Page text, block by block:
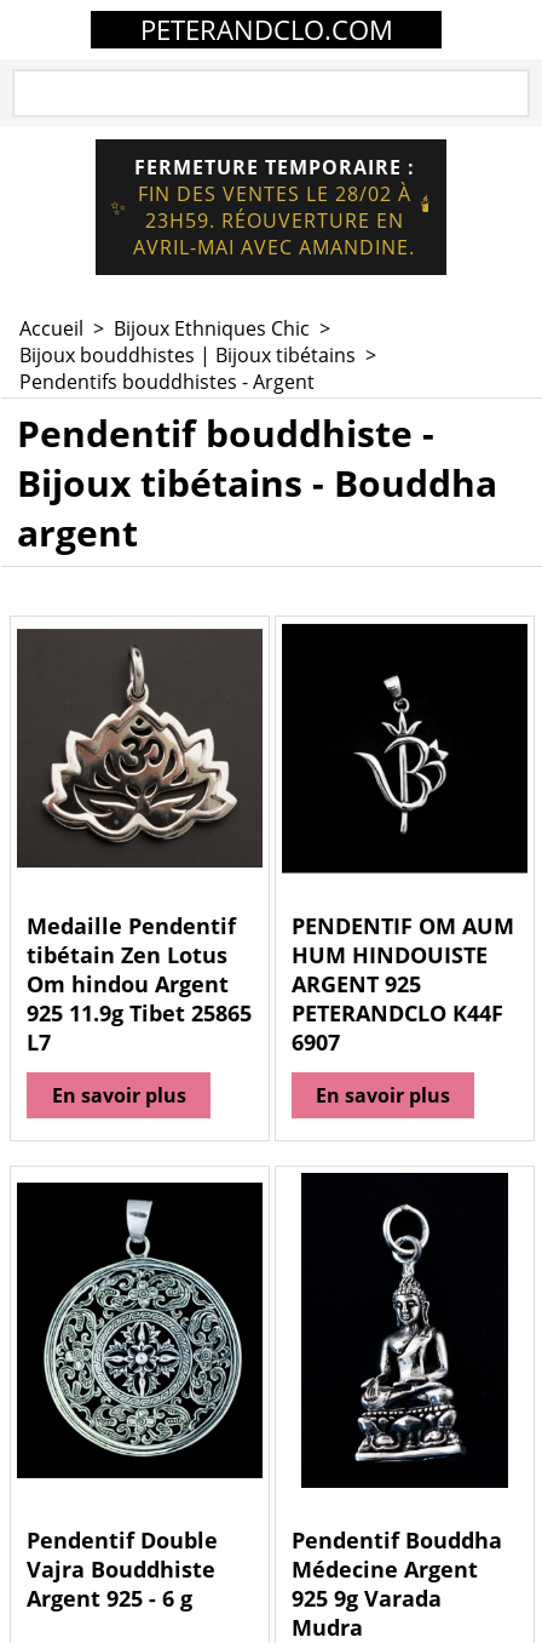
PETERANDCLO.COM
✨
FERMETURE TEMPORAIRE :
FIN DES VENTES LE 28/02 À
23H59. RÉOUVERTURE EN
AVRIL-MAI AVEC AMANDINE.
🕯️
Accueil > Bijoux Ethniques Chic >
Bijoux bouddhistes | Bijoux tibétains >
Pendentifs bouddhistes - Argent
Pendentif bouddhiste -
Bijoux tibétains - Bouddha
argent
Medaille Pendentif
tibétain Zen Lotus
Om hindou Argent
925 11.9g Tibet 25865
L7
En savoir plus
PENDENTIF OM AUM
HUM HINDOUISTE
ARGENT 925
PETERANDCLO K44F
6907
En savoir plus
Pendentif Double
Vajra Bouddhiste
Argent 925 - 6 g
Pendentif Bouddha
Médecine Argent
925 9g Varada
Mudra